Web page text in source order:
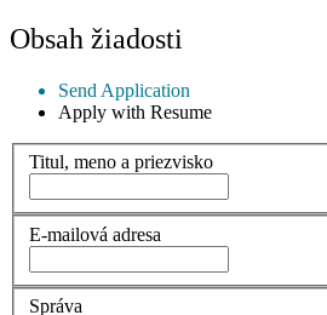
Obsah žiadosti
Send Application
Apply with Resume
Titul, meno a priezvisko
E-mailová adresa
Správa